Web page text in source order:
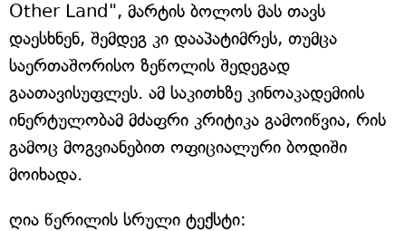
Other Land", მარტის ბოლოს მას თავს
დაესხნენ, შემდეგ კი დააპატიმრეს, თუმცა
საერთაშორისო ზეწოლის შედეგად
გაათავისუფლეს. ამ საკითხზე კინოაკადემიის
ინერტულობამ მძაფრი კრიტიკა გამოიწვია, რის
გამოც მოგვიანებით ოფიციალური ბოდიში
მოიხადა.
ღია წერილის სრული ტექსტი: